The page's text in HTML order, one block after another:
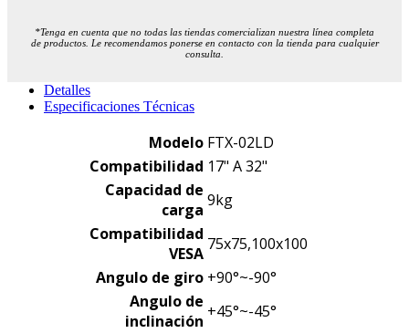
*Tenga en cuenta que no todas las tiendas comercializan nuestra línea completa
de productos. Le recomendamos ponerse en contacto con la tienda para cualquier
consulta.
Detalles
Especificaciones Técnicas
Modelo FTX-02LD
Compatibilidad 17" A 32"
Capacidad de
carga 9kg
Compatibilidad
VESA 75x75,100x100
Angulo de giro +90°~-90°
Angulo de
inclinación +45°~-45°